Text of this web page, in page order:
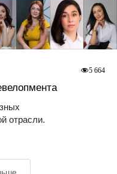
отрасли.
5 664